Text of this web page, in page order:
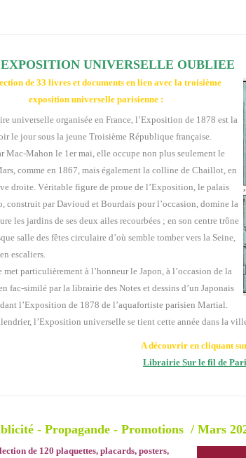
UNIVERSELLE OUBLIEE
de 33 livres et documents en lien avec la troisième
exposition universelle parisienne :
universelle organisée en France, l’Exposition de 1878 est la
le jour sous la jeune Troisième République française.
Mac-Mahon le 1er mai, elle occupe non plus seulement le
comme en 1867, mais également la colline de Chaillot, en
droite. Véritable figure de proue de l’Exposition, le palais
construit par Davioud et Bourdais pour l’occasion, domine la
les jardins de ses deux ailes recourbées ; en son centre trône
salle des fêtes circulaire d’où semble tomber vers la Seine,
escaliers.
met particulièrement à l’honneur le Japon, à l’occasion de la
fac-similé par la librairie des Notes et dessins d’un Japonais
l’Exposition de 1878 de l’aquafortiste parisien Martial.
l’Exposition universelle se tient cette année dans la
A découvrir en cliquant
Librairie Sur le fil de
- Propagande - Promotions / Mars
de 120 plaquettes,placards, posters,